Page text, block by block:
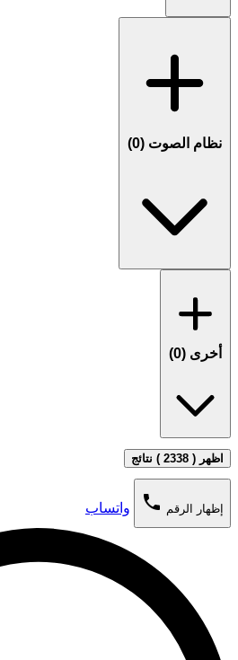
نظام الصوت (0
)
أخرى (0
)
اظهر ( 2338 ) نتائج
إظهار الرقم phone واتساب